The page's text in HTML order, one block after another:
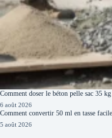
Comment doser le béton pelle sac 35
6 août 2026
Comment convertir 50 ml en tasse
5 août 2026